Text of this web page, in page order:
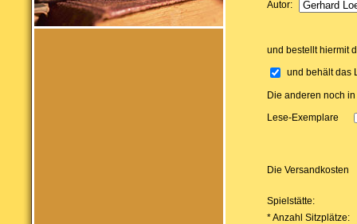
Autor:
und bestellt hiermit
und behält das
Die anderen noch
Lese-Exemplare
Die Versandkosten
Spielstätte:
* Anzahl Sitzplätze: